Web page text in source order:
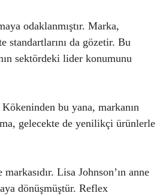
odaklanmıştır. Marka,
da gözetir. Bu
sektördeki lider konumunu
bu yana, markanın
gelecekte de yenilikçi ürünlerle
Lisa Johnson’ın anne
dönüşmüştür. Reflex